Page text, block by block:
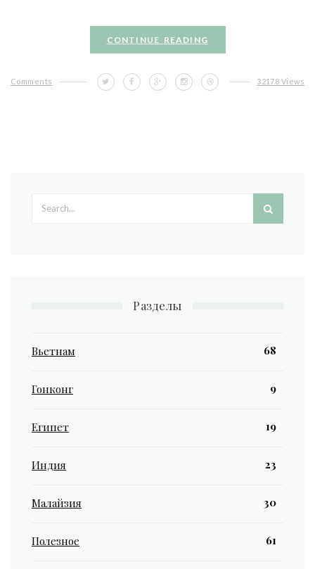
CONTINUE READING
Comments 32178 Views
Разделы
Вьетнам 68
Гонконг 9
Египет 19
Индия 23
Малайзия 30
Полезное 61